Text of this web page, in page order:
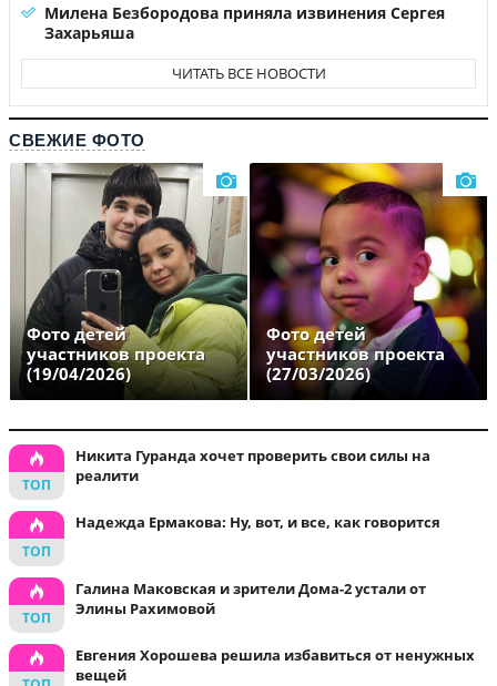
Милена Безбородова приняла извинения Сергея
Захарьяша
ЧИТАТЬ ВСЕ НОВОСТИ
СВЕЖИЕ ФОТО
Фото детей
участников проекта
(19/04/2026)
Фото детей
участников проекта
(27/03/2026)
Никита Гуранда хочет проверить свои силы на
реалити
Надежда Ермакова: Ну, вот, и все, как говорится
Галина Маковская и зрители Дома-2 устали от
Элины Рахимовой
Евгения Хорошева решила избавиться от ненужных
вещей